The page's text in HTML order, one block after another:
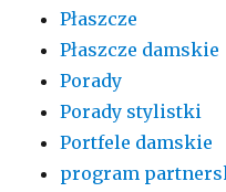
Płaszcze
Płaszcze damskie
Porady
Porady stylistki
Portfele damskie
program